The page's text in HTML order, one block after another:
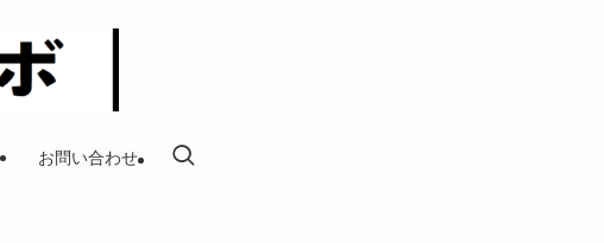
お問い合わせ